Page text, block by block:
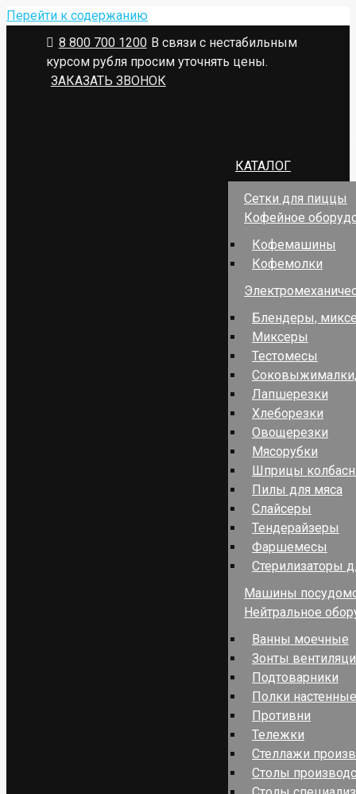
Перейти к содержанию
8 800 700 1200 В связи с нестабильным
курсом рубля просим уточнять цены.
ЗАКАЗАТЬ ЗВОНОК
КАТАЛОГ
Сетки для пиццы
Кофейное
Кофемашины
Кофемолки
Блендеры,
Миксеры
Тестомесы
Лапшерезки
Хлеборезки
Овощерезки
Мясорубки
Шприцы
Пилы для мяса
Слайсеры
Тендерайзеры
Фаршемесы
Стерилизаторы
Машины
Нейтральное
Ванны моечные
Зонты
Подтоварники
Полки
Противни
Тележки
Стеллажи
Столы